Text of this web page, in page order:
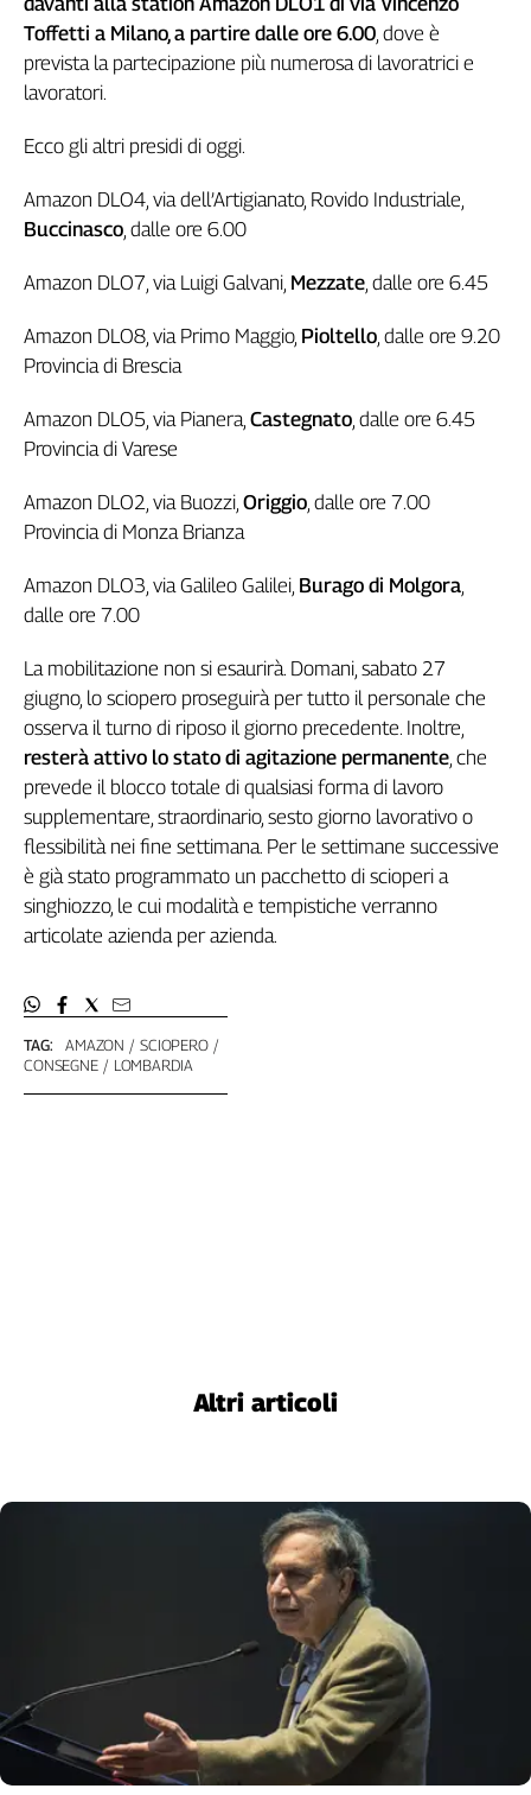
TAG: AMAZON
SCIOPERO
CONSEGNE
LOMBARDIA
Toffetti a Milano, a partire dalle ore 6.00, dove è
prevista la partecipazione più numerosa di lavoratrici e
lavoratori.
Ecco gli altri presidi di oggi.
Amazon DLO4, via dell’Artigianato, Rovido Industriale,
Buccinasco, dalle ore 6.00
Amazon DLO7, via Luigi Galvani, Mezzate, dalle ore 6.45
Amazon DLO8, via Primo Maggio, Pioltello, dalle ore 9.20
Provincia di Brescia
Amazon DLO5, via Pianera, Castegnato, dalle ore 6.45
Provincia di Varese
Amazon DLO2, via Buozzi, Origgio, dalle ore 7.00
Provincia di Monza Brianza
Amazon DLO3, via Galileo Galilei, Burago di Molgora,
dalle ore 7.00
La mobilitazione non si esaurirà. Domani, sabato 27
giugno, lo sciopero proseguirà per tutto il personale che
osserva il turno di riposo il giorno precedente. Inoltre,
resterà attivo lo stato di agitazione permanente, che
prevede il blocco totale di qualsiasi forma di lavoro
supplementare, straordinario, sesto giorno lavorativo o
flessibilità nei fine settimana. Per le settimane successive
è già stato programmato un pacchetto di scioperi a
singhiozzo, le cui modalità e tempistiche verranno
articolate azienda per azienda.
Altri articoli